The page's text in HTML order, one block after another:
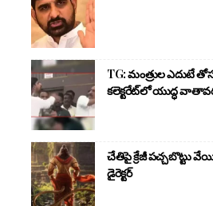
TG: మంత్రుల ఎదుటే
కలెక్టరేట్‌లో యుద్ధ
చేతిపై క్రేజీ పచ్చబొట్టు
డైరెక్టర్